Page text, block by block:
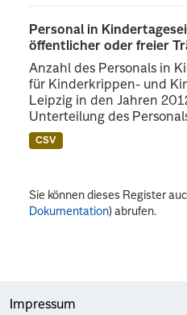
Personal in
öffentlicher oder freier
Anzahl des Personals in
für Kinderkrippen- und
Leipzig in den Jahren
Unterteilung des
CSV
Sie können dieses Register
Dokumentation) abrufen.
Impressum